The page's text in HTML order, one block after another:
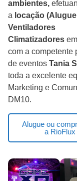
ambientes,
a locação
Ventiladores
Climatizadores
com a competente
de eventos Tania
toda a excelente
Marketing e
DM10.
Alugue ou
a RioFlux